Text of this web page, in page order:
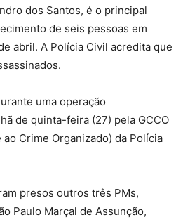
dos Santos, é o principal
de seis pessoas em
abril. A Polícia Civil acredita que
uma operação
de quinta-feira (27) pela GCCO
Crime Organizado) da Polícia
presos outros três PMs,
Paulo Marçal de Assunção,